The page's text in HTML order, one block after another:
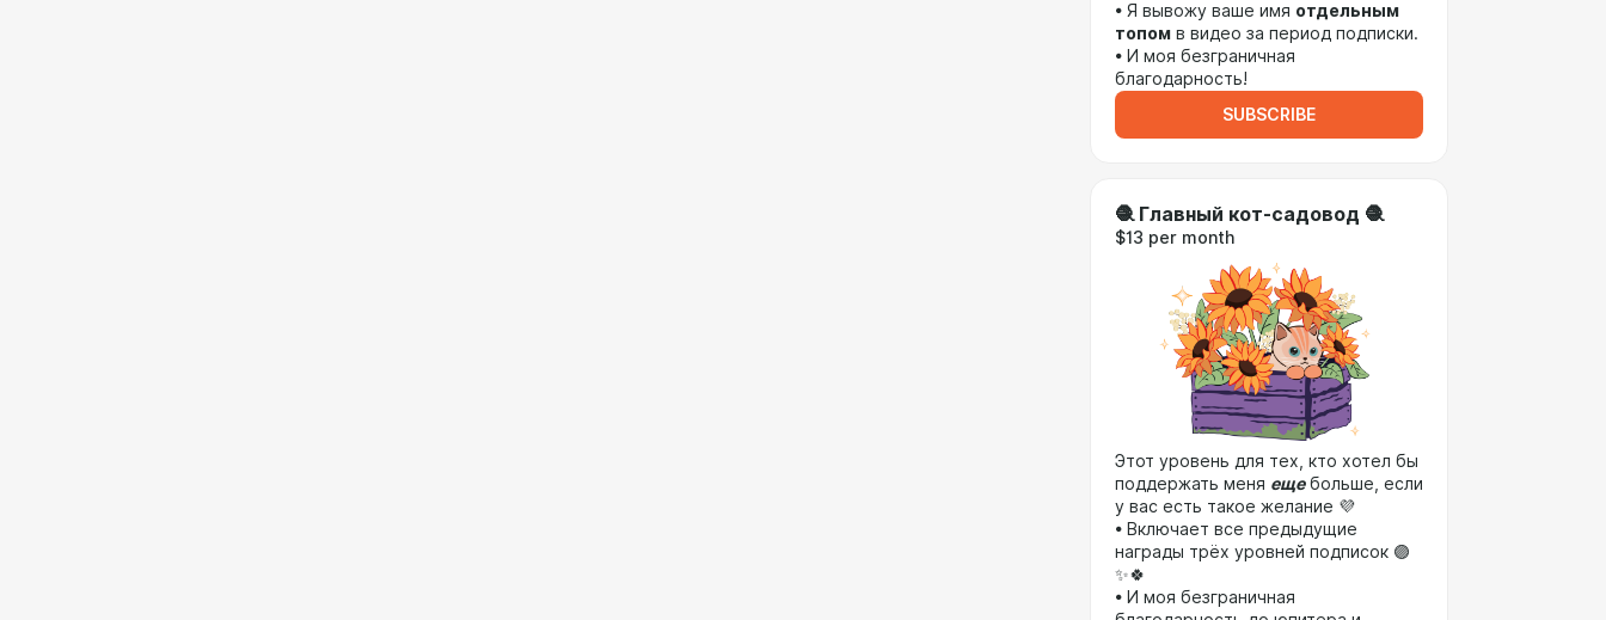
• Я вывожу ваше имя отдельным
топом в видео за период подписки.
• И моя безграничная
благодарность!
SUBSCRIBE
🧶 Главный кот-садовод 🧶
$13 per month
Этот уровень для тех, кто хотел бы
поддержать меня ещебольше, если
у вас есть такое желание 💜
• Включает все предыдущие
награды трёх уровней подписок 🟣
✨🍀
• И моя безграничная